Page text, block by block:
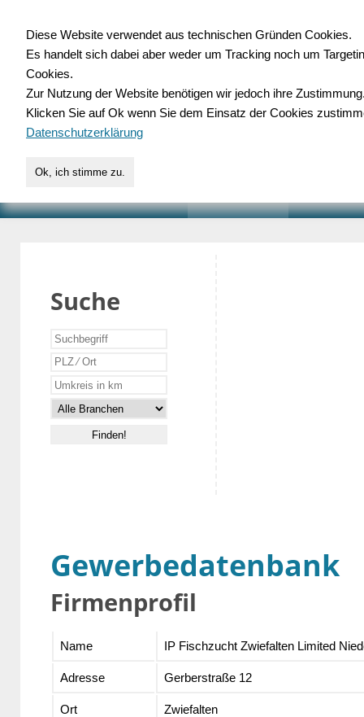
für Handwerk,
Suche
Gewerbedatenbank
Firmenprofil
Name IP Fischzucht Zwiefalten Limited
Adresse Gerberstraße 12
Ort Zwiefalten
Diese Website verwendet aus technischen Gründen Cookies.
Es handelt sich dabei aber weder um Tracking noch um
Cookies.
Zur Nutzung der Website benötigen wir jedoch ihre
Klicken Sie auf Ok wenn Sie dem Einsatz der Cookies
Datenschutzerklärung
Ok, ich stimme zu.